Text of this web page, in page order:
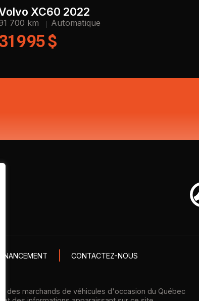
XC60 2022
700 km Automatique
995 $
FINANCEMENT CONTACTEZ-NOUS
des marchands de véhicules d'occasion du Québec